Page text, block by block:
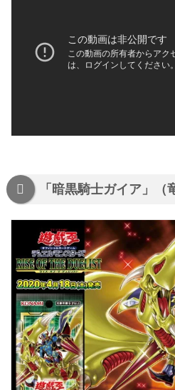
「暗黒騎士ガイア」（